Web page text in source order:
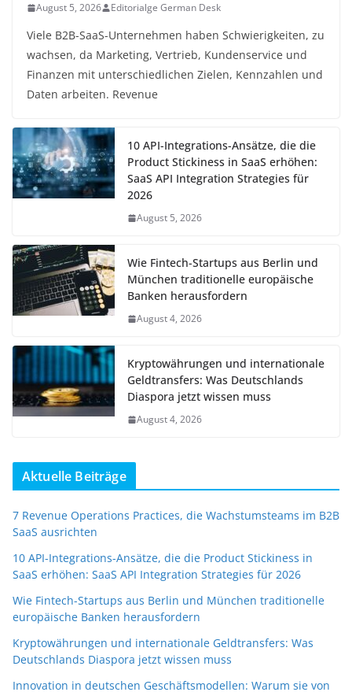
August 5, 2026 Editorialge German Desk
Viele B2B-SaaS-Unternehmen haben Schwierigkeiten, zu
wachsen, da Marketing, Vertrieb, Kundenservice und
Finanzen mit unterschiedlichen Zielen, Kennzahlen und
Daten arbeiten. Revenue
10 API-Integrations-Ansätze, die die
Product Stickiness in SaaS erhöhen:
SaaS API Integration Strategies für
2026
August 5, 2026
Wie Fintech-Startups aus Berlin und
München traditionelle europäische
Banken herausfordern
August 4, 2026
Kryptowährungen und internationale
Geldtransfers: Was Deutschlands
Diaspora jetzt wissen muss
August 4, 2026
Aktuelle Beiträge
7 Revenue Operations Practices, die Wachstumsteams im B2B
SaaS ausrichten
10 API-Integrations-Ansätze, die die Product Stickiness in
SaaS erhöhen: SaaS API Integration Strategies für 2026
Wie Fintech-Startups aus Berlin und München traditionelle
europäische Banken herausfordern
Kryptowährungen und internationale Geldtransfers: Was
Deutschlands Diaspora jetzt wissen muss
Innovation in deutschen Geschäftsmodellen: Warum sie von